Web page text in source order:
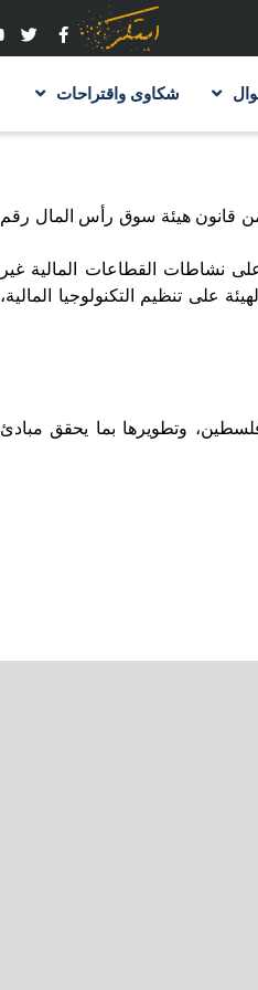
شكاوى واقتراحات
رأس المال مؤسسة عامة تتمتع بالشخصية الاعتبارية والاستقلال المالي والإداري والأهلية القانونية استناداً إلى المادة رقم 2 من قانون هيئة سوق رأس المال رقم
نشاطات القطاعات المالية غير
على تنظيم التكنولوجيا المالية،
فلسطين، وتطويرها بما يحقق مبادئ